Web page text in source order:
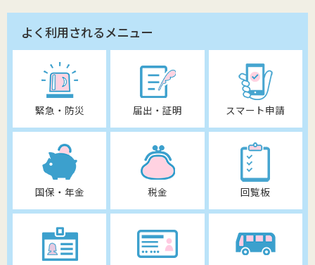
よく利用されるメニュー
緊急・防災 届出・証明 スマート申請
国保・年金 税金 回覧板